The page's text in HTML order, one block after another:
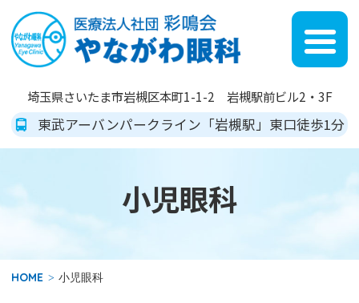
埼玉県さいたま市岩槻区本町1-1-2 岩槻駅前ビル2・3F
東武アーバンパークライン「岩槻駅」東口徒歩1分
小児眼科
HOME 小児眼科